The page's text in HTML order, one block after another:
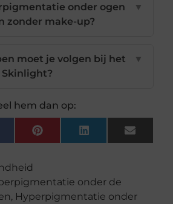
onder ogen
zonder make-up?
▼
moet je volgen bij het
▼
hem dan op:
PinterestLinkedInEmail
onder de
, Hyperpigmentatie onder